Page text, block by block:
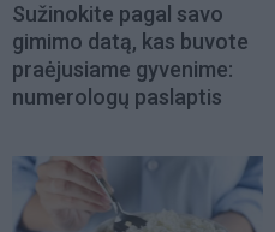
Sužinokite pagal savo
gimimo datą, kas buvote
praėjusiame gyvenime:
numerologų paslaptis